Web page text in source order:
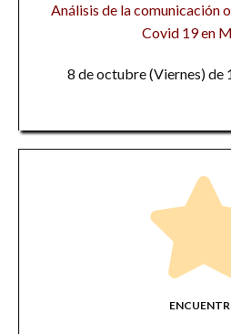
Análisis de la comunicación
Covid 19 en
8 de octubre (Viernes) de